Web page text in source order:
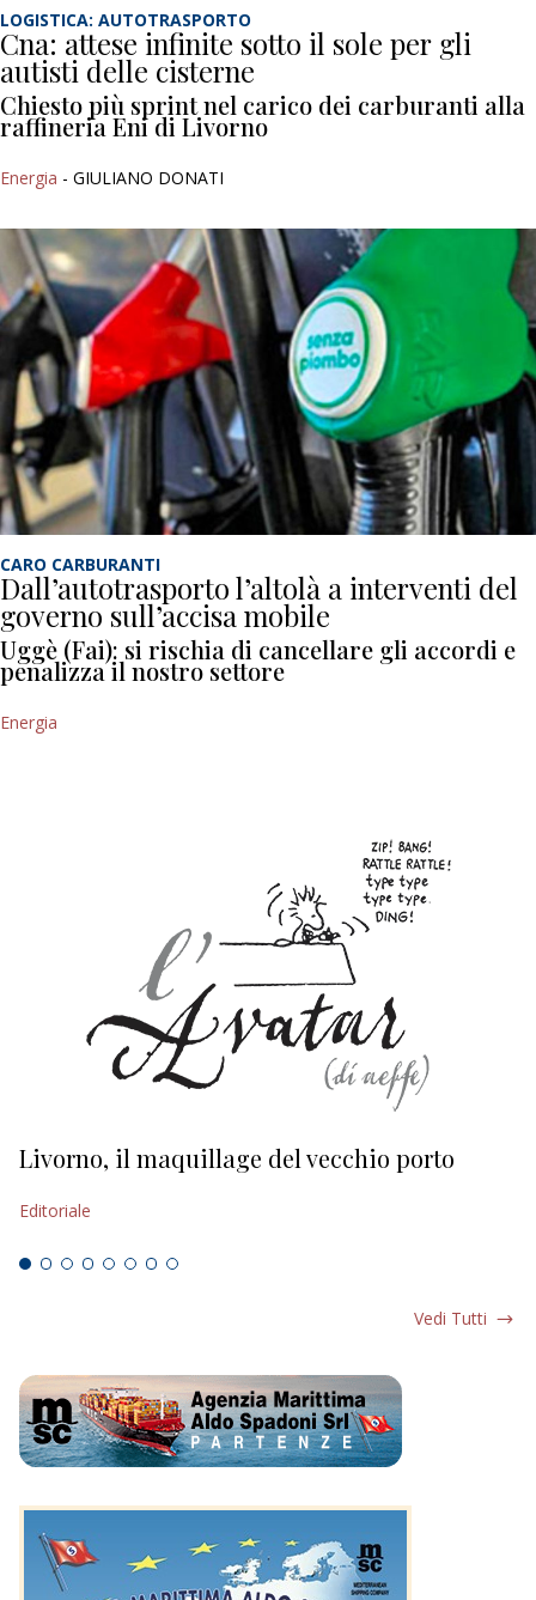
LOGISTICA: AUTOTRASPORTO
Cna: attese infinite sotto il sole per gli
autisti delle cisterne
Chiesto più sprint nel carico dei carburanti alla
raffineria Eni di Livorno
Energia - GIULIANO DONATI
CARO CARBURANTI
Dall’autotrasporto l’altolà a interventi del
governo sull’accisa mobile
Uggè (Fai): si rischia di cancellare gli accordi e
penalizza il nostro settore
Energia
Livorno, il maquillage del vecchio porto
Editoriale
Vedi Tutti